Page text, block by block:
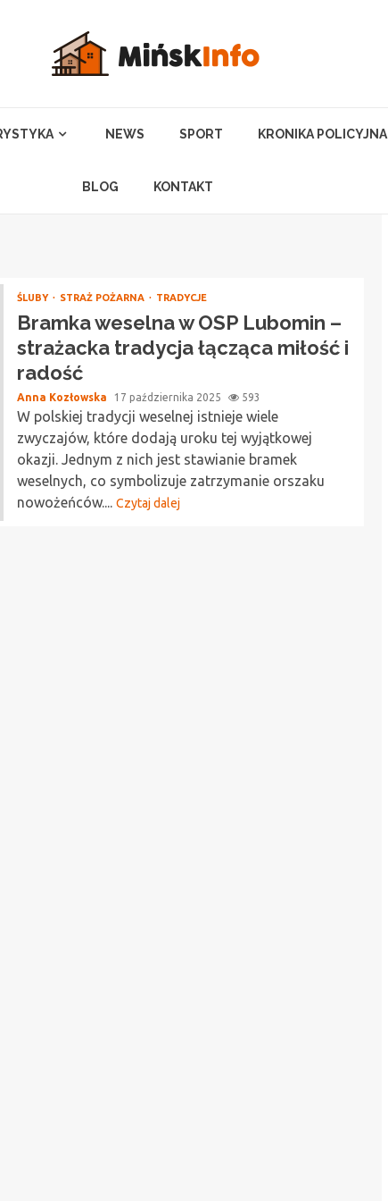
NEWS SPORT KRONIKA POLICYJNA
BLOG KONTAKT
ŚLUBY STRAŻ POŻARNA TRADYCJE
Bramka weselna w OSP Lubomin –
strażacka tradycja łącząca miłość i
radość
Anna Kozłowska 17 października 2025 593
W polskiej tradycji weselnej istnieje wiele
zwyczajów, które dodają uroku tej wyjątkowej
okazji. Jednym z nich jest stawianie bramek
weselnych, co symbolizuje zatrzymanie orszaku
nowożeńców.... Czytaj dalej